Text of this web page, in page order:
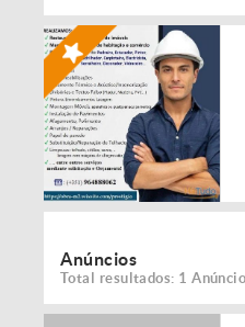
Anúncios
Total resultados: 1